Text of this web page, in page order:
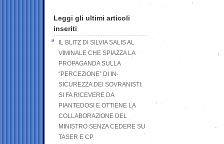
Leggi gli ultimi articoli
inseriti
IL BLITZ DI SILVIA SALIS AL
VIMINALE CHE SPIAZZA LA
PROPAGANDA SULLA
“PERCEZIONE” DI IN-
SICUREZZA DEI SOVRANISTI:
SI FA RICEVERE DA
PIANTEDOSI E OTTIENE LA
COLLABORAZIONE DEL
MINISTRO SENZA CEDERE SU
TASER E CP